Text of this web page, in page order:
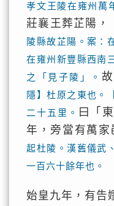
孝文王陵在雍州萬
莊襄王葬芷陽，
陵縣故芷陽。案：
在雍州新豐縣西南
之「見子陵」。
隱】杜原之東也。
二十五里。 曰「
年，旁當有萬家
起杜陵。漢舊儀武
一百六十餘年也。
始皇九年，有告